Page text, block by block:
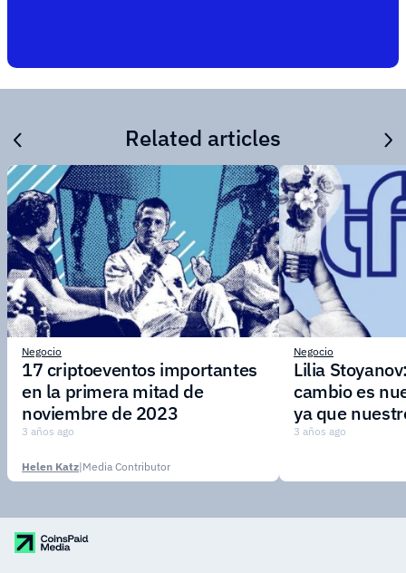
Related articles
Negocio
17 criptoeventos importantes
en la primera mitad de
noviembre de 2023
3 años ago
Helen Katz|Media Contributor
Negocio
Lilia
cambio es
ya que
adaptarse
demandas
3 años ago